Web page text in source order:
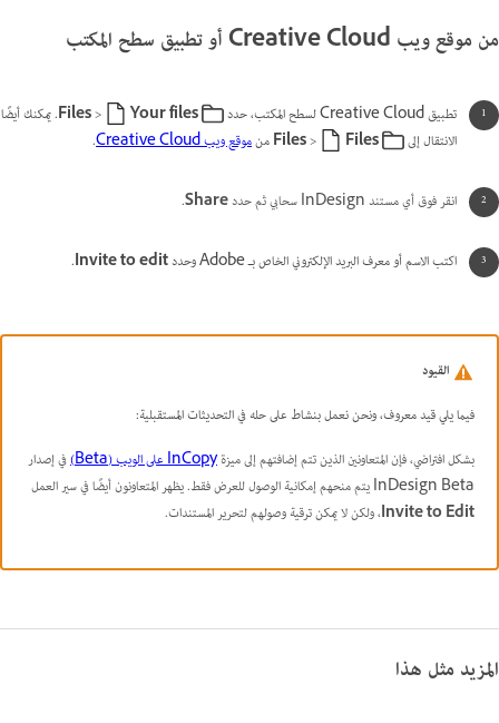
من موقع ويب Creative Cloud أو تطبيق سطح المكتب
تطبيق Creative Cloud لسطح المكتب، حدد Files> Your files
. يمكنك أيضًا
الانتقال إلى
Files> Files منموقع ويب Creative Cloud .
انقر فوق أي مستند InDesign سحابي ثم حدد Share
.
اكتب الاسم أو معرف البريد الإلكتروني الخاص بـ Adobe وحدد Invite to edit
.
القيود
فيما يلي قيد معروف، ونحن نعمل بنشاط على حله في التحديثات المستقبلية:
بشكل افتراضي، فإن المتعاونين الذين تتم إضافتهم إلى ميزةInCopy على الويب (Beta)
في إصدار
InDesign Beta يتم منحهم إمكانية الوصول للعرض فقط. يظهر المتعاونون أيضًا في سير العمل
Invite to Edit، ولكن لا يمكن ترقية وصولهم لتحرير المستندات.
المزيد مثل هذا